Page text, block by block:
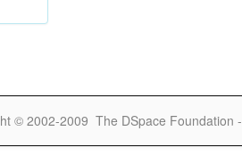
© 2002-2009 The DSpace Foundation -